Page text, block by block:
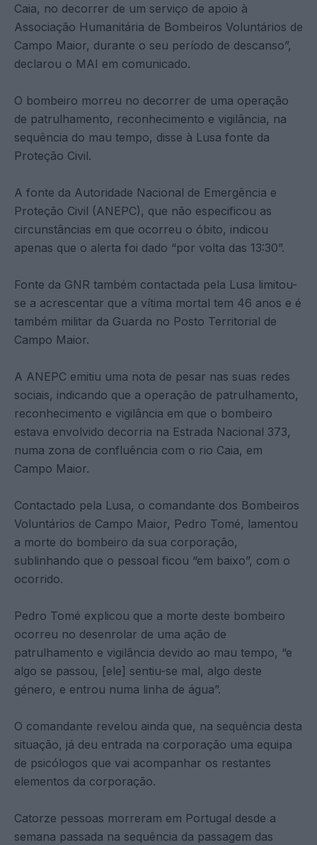
Caia, no decorrer de um serviço de apoio à
Associação Humanitária de Bombeiros Voluntários de
Campo Maior, durante o seu período de descanso”,
declarou o MAI em comunicado.
O bombeiro morreu no decorrer de uma operação
de patrulhamento, reconhecimento e vigilância, na
sequência do mau tempo, disse à Lusa fonte da
Proteção Civil.
A fonte da Autoridade Nacional de Emergência e
Proteção Civil (ANEPC), que não especificou as
circunstâncias em que ocorreu o óbito, indicou
apenas que o alerta foi dado “por volta das 13:30”.
Fonte da GNR também contactada pela Lusa limitou-
se a acrescentar que a vítima mortal tem 46 anos e é
também militar da Guarda no Posto Territorial de
Campo Maior.
A ANEPC emitiu uma nota de pesar nas suas redes
sociais, indicando que a operação de patrulhamento,
reconhecimento e vigilância em que o bombeiro
estava envolvido decorria na Estrada Nacional 373,
numa zona de confluência com o rio Caia, em
Campo Maior.
Contactado pela Lusa, o comandante dos Bombeiros
Voluntários de Campo Maior, Pedro Tomé, lamentou
a morte do bombeiro da sua corporação,
sublinhando que o pessoal ficou “em baixo”, com o
ocorrido.
Pedro Tomé explicou que a morte deste bombeiro
ocorreu no desenrolar de uma ação de
patrulhamento e vigilância devido ao mau tempo, “e
algo se passou, [ele] sentiu-se mal, algo deste
género, e entrou numa linha de água”.
O comandante revelou ainda que, na sequência desta
situação, já deu entrada na corporação uma equipa
de psicólogos que vai acompanhar os restantes
elementos da corporação.
Catorze pessoas morreram em Portugal desde a
semana passada na sequência da passagem das